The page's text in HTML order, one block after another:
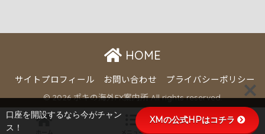
HOME
サイトプロフィール お問い合わせ プライバシーポリシー
© 2026 ポキの海外FX案内所 All rights reserved.
口座を開設するなら今がチャン
ス！
XMの公式HPはコチラ
メニュー トップ